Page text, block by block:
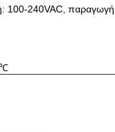
100-240VAC,